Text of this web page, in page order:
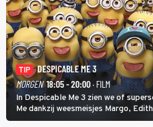
TIP
DESPICABLE ME 3
MORGEN 18:05 - 20:00· FILM
In Despicable Me 3 zien we of
Me dankzij weesmeisjes Margo,
het rechte pad maakte, ook op dat